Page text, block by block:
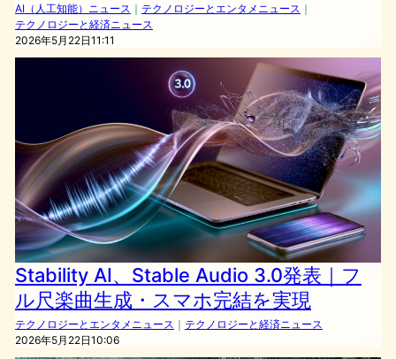
AI（人工知能）ニュース ｜ テクノロジーとエンタメニュース ｜
テクノロジーと経済ニュース
2026年5月22日11:11
Stability AI、Stable Audio 3.0発表｜フ
ル尺楽曲生成・スマホ完結を実現
テクノロジーとエンタメニュース ｜ テクノロジーと経済ニュース
2026年5月22日10:06